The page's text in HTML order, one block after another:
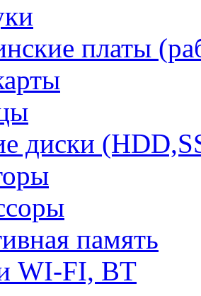
платы
диски
память
WI-FI, BT